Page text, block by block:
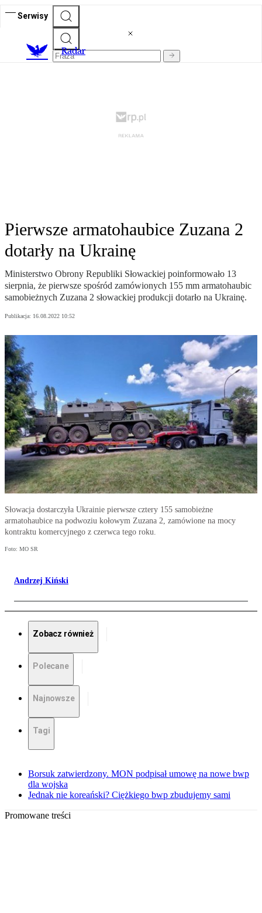
Serwisy
Radar
Pierwsze armatohaubice Zuzana 2
dotarły na Ukrainę
Ministerstwo Obrony Republiki Słowackiej poinformowało 13
sierpnia, że pierwsze spośród zamówionych 155 mm armatohaubic
samobieżnych Zuzana 2 słowackiej produkcji dotarło na Ukrainę.
Publikacja: 16.08.2022 10:52
Słowacja dostarczyła Ukrainie pierwsze cztery 155 samobieżne
armatohaubice na podwoziu kołowym Zuzana 2, zamówione na mocy
kontraktu komercyjnego z czerwca tego roku.
Foto: MO SR
Andrzej Kiński
Zobacz również
Polecane
Najnowsze
Tagi
Borsuk zatwierdzony. MON podpisał umowę na nowe bwp
dla wojska
Jednak nie koreański? Ciężkiego bwp zbudujemy sami
Promowane treści